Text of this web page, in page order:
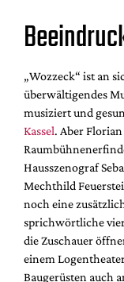
„Wozzeck“ ist an
überwältigendes
musiziert und
Kassel. Aber
Hausszenograf
Mechthild
noch eine
sprichwörtliche
die Zuschauer
einem
Baugerüsten auch